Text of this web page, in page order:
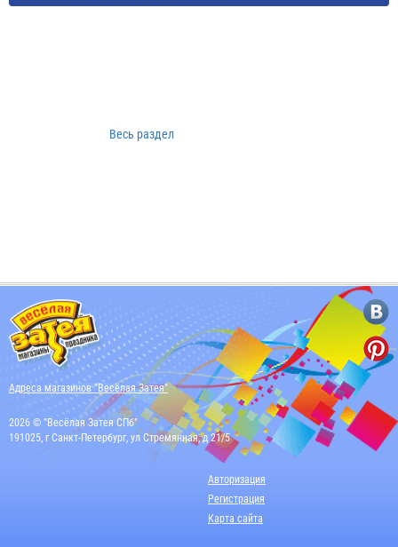
Весь раздел
Адреса магазинов "Весёлая Затея"
2026 © "Весёлая Затея СПб"
191025, г Санкт-Петербург, ул Стремянная, д 21/5
Авторизация
Регистрация
Карта сайта